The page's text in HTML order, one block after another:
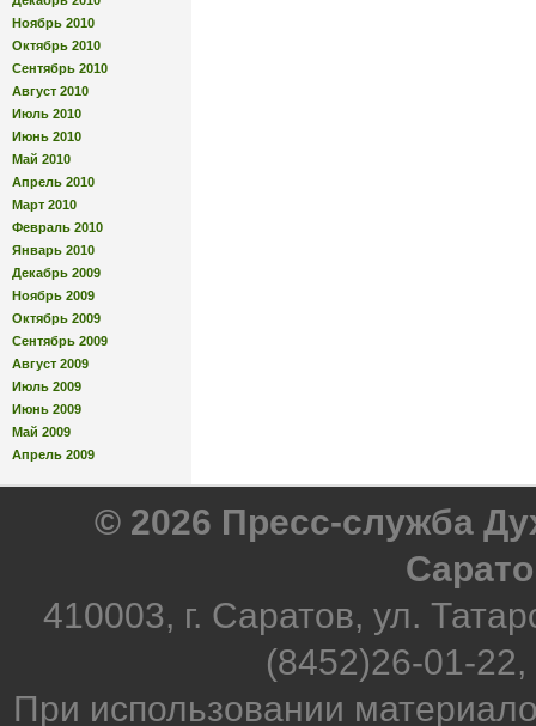
Ноябрь 2010
Октябрь 2010
Сентябрь 2010
Август 2010
Июль 2010
Июнь 2010
Май 2010
Апрель 2010
Март 2010
Февраль 2010
Январь 2010
Декабрь 2009
Ноябрь 2009
Октябрь 2009
Сентябрь 2009
Август 2009
Июль 2009
Июнь 2009
Май 2009
Апрель 2009
© 2026 Пресс-служба
410003, г. Саратов, ул.
(8452)26-01-
При использовании